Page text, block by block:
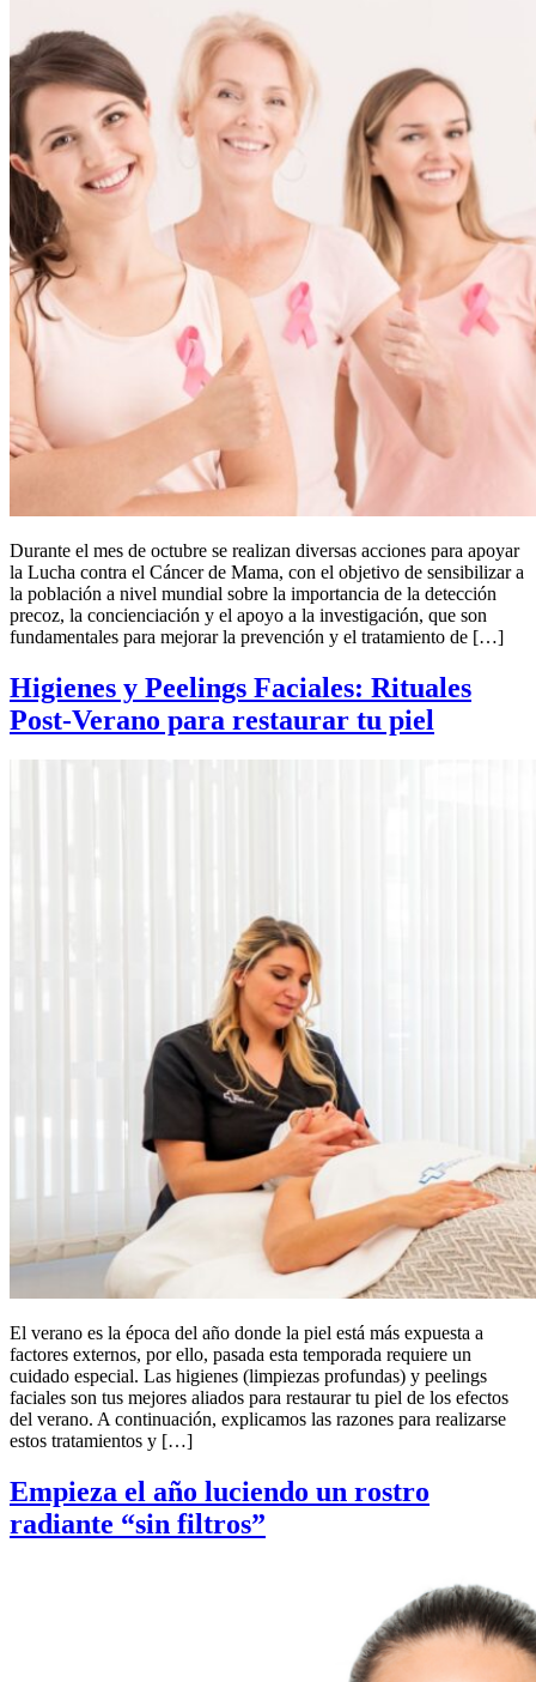
Durante el mes de octubre se realizan diversas acciones para apoyar
la Lucha contra el Cáncer de Mama, con el objetivo de sensibilizar a
la población a nivel mundial sobre la importancia de la detección
precoz, la concienciación y el apoyo a la investigación, que son
fundamentales para mejorar la prevención y el tratamiento de […]
Higienes y Peelings Faciales: Rituales
Post-Verano para restaurar tu piel
El verano es la época del año donde la piel está más expuesta a
factores externos, por ello, pasada esta temporada requiere un
cuidado especial. Las higienes (limpiezas profundas) y peelings
faciales son tus mejores aliados para restaurar tu piel de los efectos
del verano. A continuación, explicamos las razones para realizarse
estos tratamientos y […]
Empieza el año luciendo un rostro
radiante “sin filtros”